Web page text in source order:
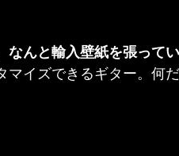
なんと輸入壁紙を張って
マイズできるギター。何